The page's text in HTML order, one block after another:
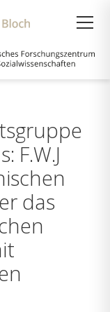
F.W.J
das